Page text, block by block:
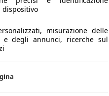
dispositivo
misurazione delle
e degli annunci, ricerche sul